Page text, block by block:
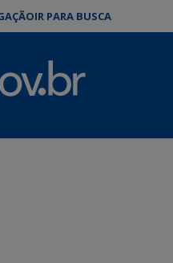
IR PARA BUSCA